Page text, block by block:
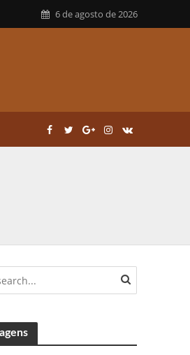
6 de agosto de 2026